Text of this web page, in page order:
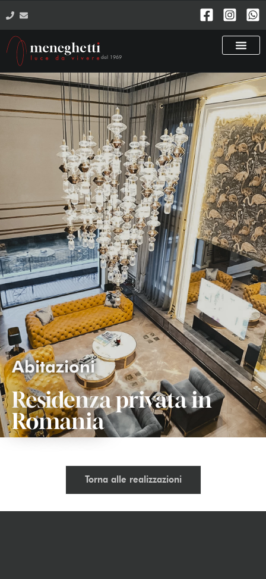
dal 1969
Residenza privata in
Romania
Abitazioni
Torna alle realizzazioni